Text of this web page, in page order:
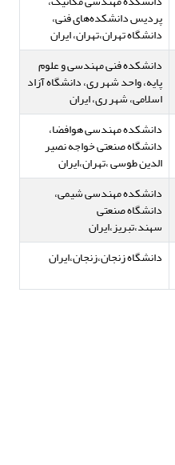
پردیس دانشکده‌های فنی،
دانشگاه تهران،تهران، ایران
دانشکده فنی مهندسی و علوم
پایه، واحد شهر ری، دانشگاه آزاد
اسلامی، شهر ری، ایران
دانشکده مهندسی هوافضا،
دانشگاه صنعتی خواجه نصیر
الدین طوسی ،تهران،ایران
دانشکده مهندسی شیمی،
دانشگاه صنعتی
سهند،تبریز،ایران
دانشگاه زنجان،زنجان،ایران